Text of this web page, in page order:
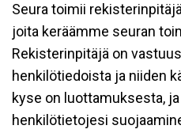
Seura toimii
joita keräämme seuran
Rekisterinpitäjä on
henkilötiedoista ja niiden
kyse on luottamuksesta,
henkilötietojesi